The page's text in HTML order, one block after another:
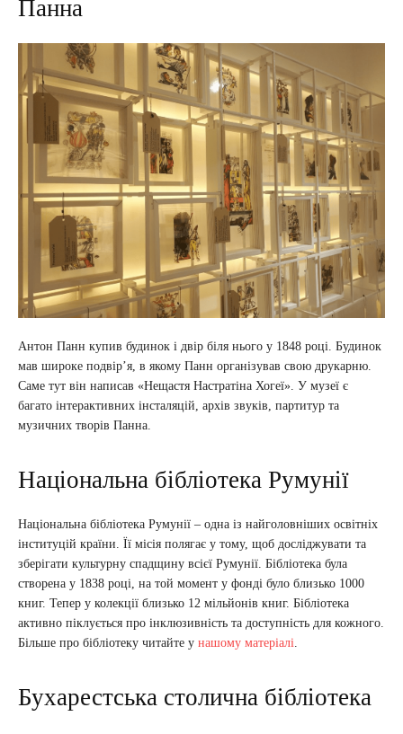
Панна
Антон Панн купив будинок і двір біля нього у 1848 році. Будинок
мав широке подвір’я, в якому Панн організував свою друкарню.
Саме тут він написав «Нещастя Настратіна Хогеї». У музеї є
багато інтерактивних інсталяцій, архів звуків, партитур та
музичних творів Панна.
Національна бібліотека Румунії
Національна бібліотека Румунії – одна із найголовніших освітніх
інституцій країни. Її місія полягає у тому, щоб досліджувати та
зберігати культурну спадщину всієї Румунії. Бібліотека була
створена у 1838 році, на той момент у фонді було близько 1000
книг. Тепер у колекції близько 12 мільйонів книг. Бібліотека
активно піклується про інклюзивність та доступність для кожного.
Більше про бібліотеку читайте у нашому матеріалі.
Бухарестська столична бібліотека